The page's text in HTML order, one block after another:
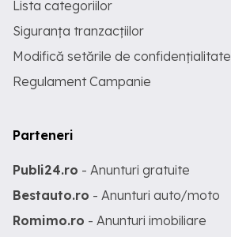
Lista categoriilor
Siguranța tranzacțiilor
Modifică setările de confidențialitate
Regulament Campanie
Parteneri
Publi24.ro - Anunturi gratuite
Bestauto.ro - Anunturi auto/moto
Romimo.ro - Anunturi imobiliare